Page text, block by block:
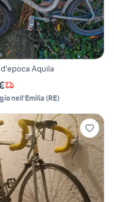
Aquila
nell'Emilia(RE)